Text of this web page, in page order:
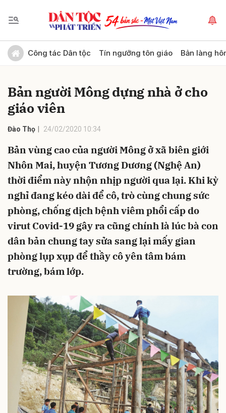
Công tác Dân tộc Tín ngưỡng tôn giáo Bản làng
Bản người Mông dựng nhà ở cho
giáo viên
Đào Thọ 24/02/2020 10:34
Bản vùng cao của người Mông ở xã biên giới
Nhôn Mai, huyện Tương Dương (Nghệ An)
thời điểm này nhộn nhịp người qua lại. Khi kỳ
nghỉ đang kéo dài để cô, trò cùng chung sức
phòng, chống dịch bệnh viêm phổi cấp do
virut Covid-19 gây ra cũng chính là lúc bà con
dân bản chung tay sửa sang lại mấy gian
phòng lụp xụp để thầy cô yên tâm bám
trường, bám lớp.
Gửi bình luận
Hủy Gửi